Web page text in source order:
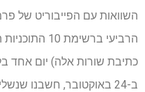
השוואות עם הפייבוריט של
הרביעי
כתיבת שורות אלה) יום אחד
ב-24 באוקטובר, חשבנו